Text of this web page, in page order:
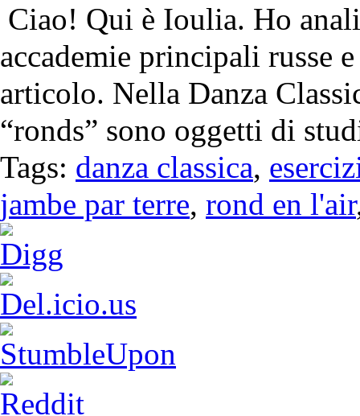
Ciao! Qui è Ioulia. Ho
accademie principali russe
articolo. Nella Danza
“ronds” sono oggetti di
Tags: danza classica,
jambe par terre, rond en l'air